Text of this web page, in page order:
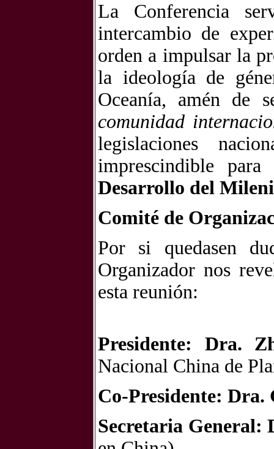
La Conferencia
intercambio de
orden a impulsar la
la ideología de
Oceanía, amén de
comunidad
legislaciones
imprescindible
Desarrollo del
Comité de
Por si quedasen
Organizador nos
esta reunión:
Presidente:
Dra.
Nacional China de
Co-Presidente: Dra.
Secretaria General: